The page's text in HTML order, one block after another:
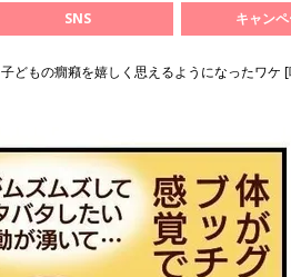
SNS キャン
子どもの癇癪を嬉しく思えるようになったワケ